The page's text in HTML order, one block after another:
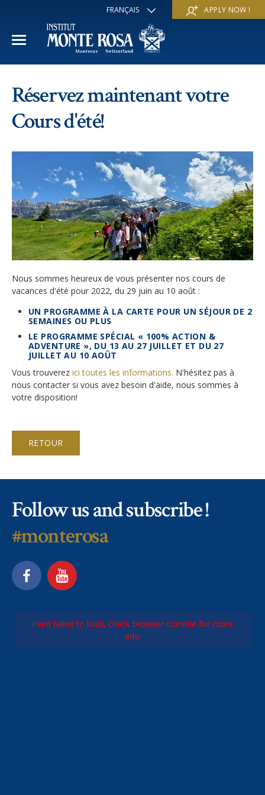
FRANÇAIS
DEUTSCH
日本
APPLY NOW !
Programme Trans-académique
Langues
Sports et arts
Programmes à la carte
Inscriptions
Apply
FAQ
COURS D'ÉTÉ
Programmes spéciaux
Inscriptions
FAQ
Services
Inscriptions
FAQ
IE PROGRAMME
L'ÉCOLE
Mission et valeur pédagogique
Vie scolaire
Atmosphère en classe
Hébergement
Notre Restaurant
Sécurité
Monte Rosa… Et après?
Inscription & Tarifs
FAQ
Information générale
Année académique
A propos de nous
Historique
Actualités
Galeries
Campus
Cours de vacances d'été
Cours de vacances d'hiver
4km Run for Fun
Offres d'emploi
Liens
Virtual tour
Politique de confidentialité
Contact
Réservez maintenant votre
Cours d'été!
Nous sommes heureux de vous présenter nos cours de
vacances d'été pour 2022, du 29 juin au 10 août :
UN PROGRAMME À LA CARTE POUR UN SÉJOUR DE 2
SEMAINES OU PLUS
LE PROGRAMME SPÉCIAL « 100% ACTION &
ADVENTURE », DU 13 AU 27 JUILLET ET DU 27
JUILLET AU 10 AOÛT
Vous trouverez ici toutes les informations. N'hésitez pas à
nous contacter si vous avez besoin d'aide, nous sommes à
votre disposition!
RETOUR
Follow us and subscribe !
#monterosa
Feed failed to load, check browser console for more
info